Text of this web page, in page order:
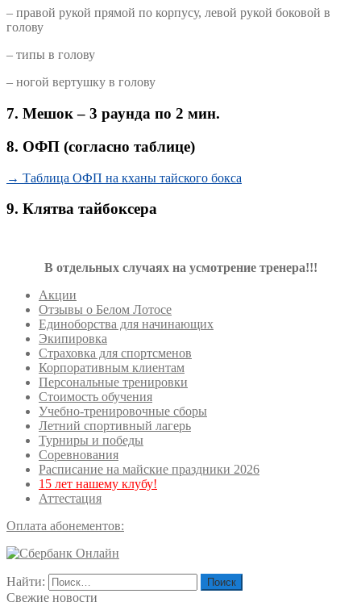
– правой рукой прямой по корпусу, левой рукой боковой в
голову
– типы в голову
– ногой вертушку в голову
7. Мешок – 3 раунда по 2 мин.
8. ОФП (согласно таблице)
→ Таблица ОФП на кханы тайского бокса
9. Клятва тайбоксера
В отдельных случаях на усмотрение тренера!!!
Акции
Отзывы о Белом Лотосе
Единоборства для начинающих
Экипировка
Страховка для спортсменов
Корпоративным клиентам
Персональные тренировки
Стоимость обучения
Учебно-тренировочные сборы
Летний спортивный лагерь
Турниры и победы
Соревнования
Расписание на майские праздники 2026
15 лет нашему клубу!
Аттестация
Оплата абонементов:
Найти:
Свежие новости